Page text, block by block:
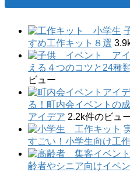
すめ工作キット８選
える４つのコツと24種
ビュー
る！町内会イベントの
アイデア 2.2k件のビュ
すごい！小学生向け工
齢者やシニア向けイベ